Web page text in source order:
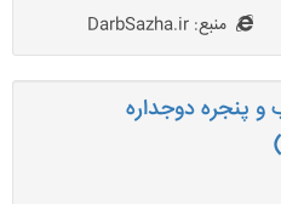
منبع: DarbSazha.ir
و پنجره دوجداره